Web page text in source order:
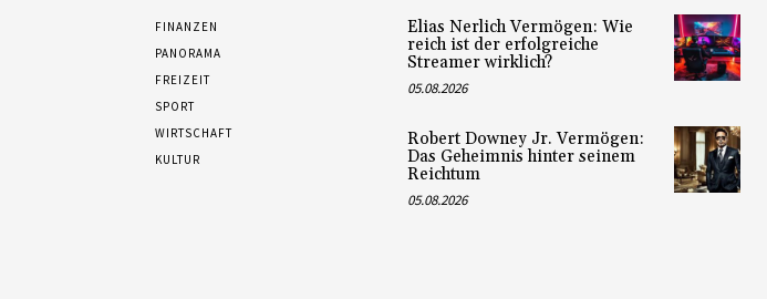
FINANZEN
PANORAMA
FREIZEIT
SPORT
WIRTSCHAFT
KULTUR
Elias Nerlich Vermögen: Wie
reich ist der erfolgreiche
Streamer wirklich?
05.08.2026
Robert Downey Jr. Vermögen:
Das Geheimnis hinter seinem
Reichtum
05.08.2026